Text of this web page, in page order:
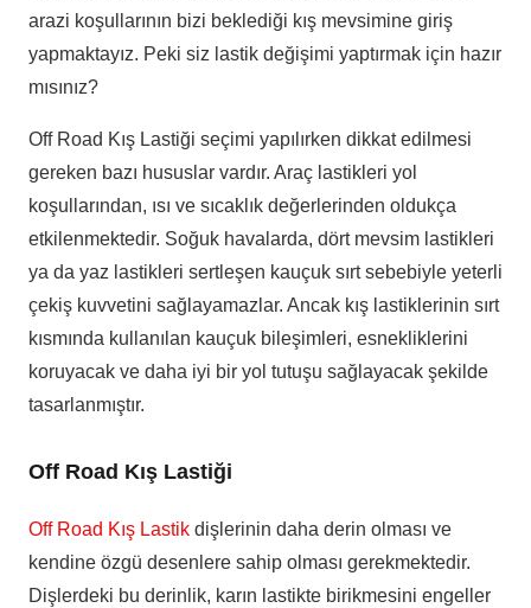
arazi koşullarının bizi beklediği kış mevsimine giriş
yapmaktayız. Peki siz lastik değişimi yaptırmak için hazır
mısınız?
Off Road Kış Lastiği seçimi yapılırken dikkat edilmesi
gereken bazı hususlar vardır. Araç lastikleri yol
koşullarından, ısı ve sıcaklık değerlerinden oldukça
etkilenmektedir. Soğuk havalarda, dört mevsim lastikleri
ya da yaz lastikleri sertleşen kauçuk sırt sebebiyle yeterli
çekiş kuvvetini sağlayamazlar. Ancak kış lastiklerinin sırt
kısmında kullanılan kauçuk bileşimleri, esnekliklerini
koruyacak ve daha iyi bir yol tutuşu sağlayacak şekilde
tasarlanmıştır.
Off Road Kış Lastiği
Off Road Kış Lastik dişlerinin daha derin olması ve
kendine özgü desenlere sahip olması gerekmektedir.
Dişlerdeki bu derinlik, karın lastikte birikmesini engeller